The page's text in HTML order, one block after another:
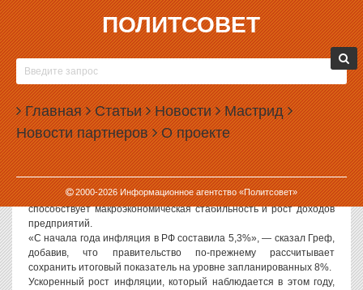
ПОЛИТСОВЕТ
Главная Статьи Новости Мастрид
Новости партнеров О проекте
2000-2026Информационное агентство «Политсовет»
29.06.2007, 11:36
В РОСТЕ ИНФЛЯЦИИ В РОССИИ ВИНОВАТЫМИ
НАЗВАНЫ ОВОЩИ
По словам главы Минэкономразвития Германа Грефа, рост
инвестиций в российскую экономику в мае 2007 года достиг
нового рекордного уровня в 23%, а инфляция растет из-за цен на
овощи.
Тем не менее министр затруднился объяснить, какими
факторами вызван такой рост. По его словам, этому в целом
способствует макроэкономическая стабильность и рост доходов
предприятий.
«С начала года инфляция в РФ составила 5,3%», — сказал Греф,
добавив, что правительство по-прежнему рассчитывает
сохранить итоговый показатель на уровне запланированных 8%.
Ускоренный рост инфляции, который наблюдается в этом году,